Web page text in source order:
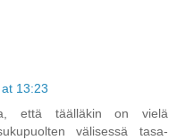
13:23
että täälläkin on vielä
välisessä tasa-